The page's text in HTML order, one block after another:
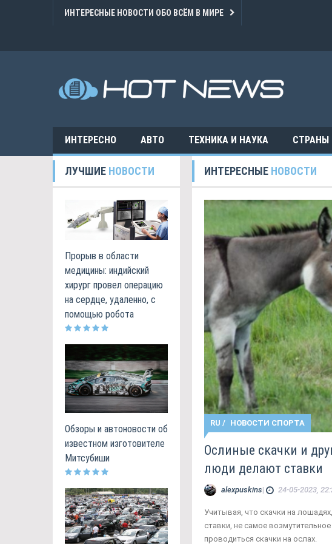
ИНТЕРЕСНЫЕ НОВОСТИ ОБО ВСЁМ В МИРЕ
ИНТЕРЕСНО АВТО ТЕХНИКА И НАУКА СТРАНЫ
ЛУЧШИЕ НОВОСТИ
Прорыв в области
медицины: индийский
хирург провел операцию
на сердце, удаленно, с
помощью робота
Обзоры и автоновости об
известном изготовителе
Митсубиши
ИНТЕРЕСНЫЕ НОВОСТИ
RU / НОВОСТИ СПОРТА
Ослиные скачки и
люди делают ставки
alexpuskins| 24-05-2023,
Учитывая, что скачки на
ставки, не самое
проводиться скачки на ослах.